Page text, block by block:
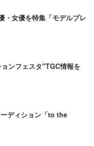
・女優を特集「モデルプレ
ンフェスタ"TGC情報を
ディション「to the